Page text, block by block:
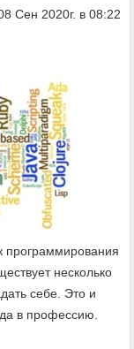
Сен 2020г. в 08:22
программирования
несколько
себе. Это и
в профессию.